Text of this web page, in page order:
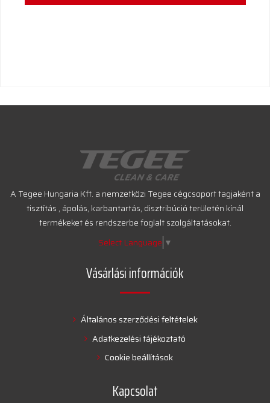
A Tegee Hungaria Kft. a nemzetközi Tegee cégcsoport tagjaként a
tisztítás , ápolás, karbantartás, disztribúció területén kínál
termékeket és rendszerbe foglalt szolgáltatásokat.
Select Language ▼
Vásárlási információk
Általános szerződési feltételek
Adatkezelési tájékoztató
Cookie beállítások
Kapcsolat